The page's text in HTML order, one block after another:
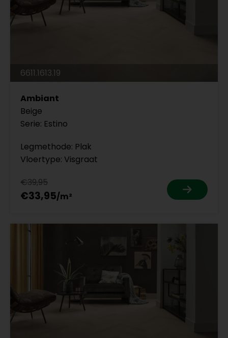
6611.1613.19
Ambiant
Beige
Serie: Estino
Legmethode: Plak
Vloertype: Visgraat
€39,95
€33,95